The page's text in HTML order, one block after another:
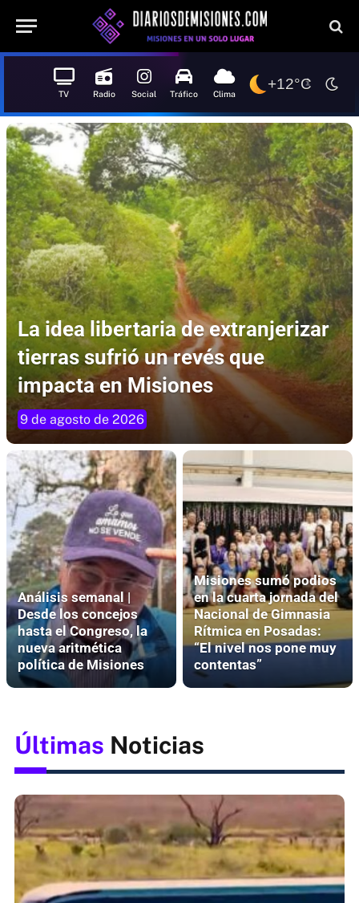
TV Radio Social Tráfico Clima
+12°C
La idea libertaria de extranjerizar
tierras sufrió un revés que
impacta en Misiones
9 de agosto de 2026
Análisis semanal |
Desde los concejos
hasta el Congreso, la
nueva aritmética
política de Misiones
Misiones sumó podios
en la cuarta jornada del
Nacional de Gimnasia
Rítmica en Posadas:
“El nivel nos pone muy
contentas”
Últimas Noticias